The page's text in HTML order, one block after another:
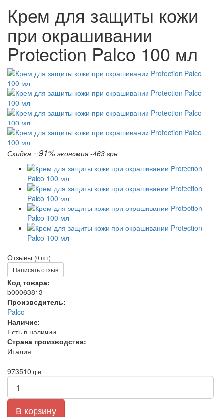
Крем для защиты кожи
при окрашивании
Protection Palco 100 мл
Скидка --91% экономия -463 грн
Отзывы (0 шт)
Написать отзыв
Код товара:
b00063813
Производитель:
Palco
Наличие:
Есть в наличии
Страна производства:
Италия
973510 грн
В корзину